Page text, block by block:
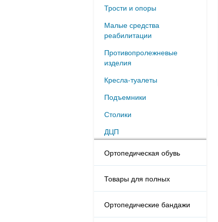
Трости и опоры
Малые средства
реабилитации
Противопролежневые
изделия
Кресла-туалеты
Подъемники
Столики
ДЦП
Ортопедическая обувь
Товары для полных
Ортопедические бандажи